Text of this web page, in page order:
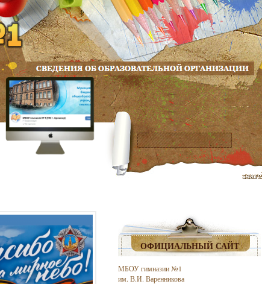
ОФИЦИАЛЬНЫЙ САЙТ
МБОУ гимназии №1
им. В.И. Варенникова